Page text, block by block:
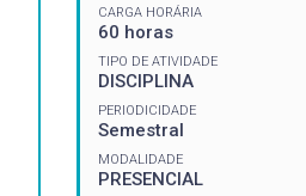
CARGA HORÁRIA
60 horas
TIPO DE ATIVIDADE
DISCIPLINA
PERIODICIDADE
Semestral
MODALIDADE
PRESENCIAL